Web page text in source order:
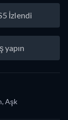
İzlendi
yapın
Aşk